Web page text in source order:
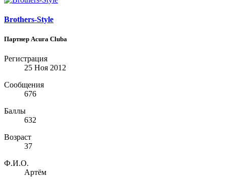
Brothers-Style
Партнер Acura Clubа
Регистрация
25 Ноя 2012
Сообщения
676
Баллы
632
Возраст
37
Ф.И.О.
Артём